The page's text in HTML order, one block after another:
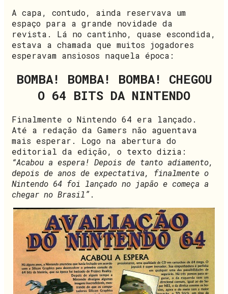
A capa, contudo, ainda reservava um
espaço para a grande novidade da
revista. Lá no cantinho, quase escondida,
estava a chamada que muitos jogadores
esperavam ansiosos naquela época:
BOMBA! BOMBA! BOMBA! CHEGOU
O 64 BITS DA NINTENDO
Finalmente o Nintendo 64 era lançado.
Até a redação da Gamers não aguentava
mais esperar. Logo na abertura do
editorial da edição, o texto dizia:
“Acabou a espera! Depois de tanto adiamento,
depois de anos de expectativa, finalmente o
Nintendo 64 foi lançado no japão e começa a
chegar no Brasil” .